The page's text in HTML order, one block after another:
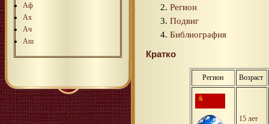
Аф
Ах
Ач
Аш
Регион
Подвиг
Библиография
Кратко
Регион Возраст
15 лет